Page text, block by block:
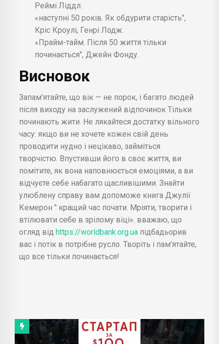
Реймі Ліддл.
«наступні 50 років. Як обдурити старість",
Кріс Кроулі, Генрі Лодж.
«Прайм-тайм. Після 50 життя тільки
починається", Джейн Фонду.
Висновок
Запам'ятайте, що вік — не порок, і багато людей
після виходу на заслужений відпочинок Тільки
починають жити. Не лякайтеся достатку вільного
часу: якщо ви не хочете кожен свій день
проводити нудно і нецікаво, займіться
творчістю. Впустивши його в своє життя, ви
помітите, як вона наповнюється емоціями, а ви
відчуєте себе набагато щасливішими. Знайти
улюблену справу вам допоможе книга Джулії
Кемерон " кращий час почати. Мріяти, творити і
втілювати себе в зрілому віці». вважаю, що
огляд від https://worldbank.org.ua підбадьорив
вас і потік в потрібне русло. Творіть і пам'ятайте,
що все тільки починається!